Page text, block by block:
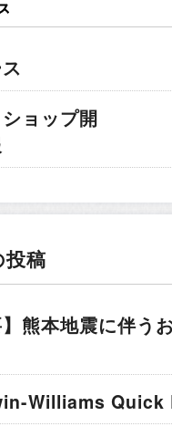
ョップ開
稿
】熊本地震に伴う
Williams Quick